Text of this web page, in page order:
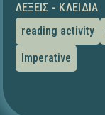
ΛΈΞΕΙΣ - ΚΛΕΙΔΙΆ
reading activity
Imperative